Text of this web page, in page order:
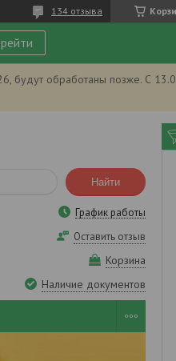
134 отзыва
будут обработаны позже. С
Найти
График работы
Оставить отзыв
Корзина
Наличие документов